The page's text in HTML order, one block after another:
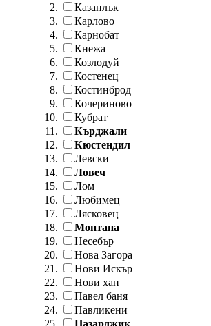
Казанлък
Карлово
Карнобат
Кнежа
Козлодуй
Костенец
Костинброд
Кочериново
Кубрат
Кърджали
Кюстендил
Левски
Ловеч
Лом
Любимец
Лясковец
Монтана
Несебър
Нова Загора
Нови Искър
Нови хан
Павел баня
Павликени
Пазарджик